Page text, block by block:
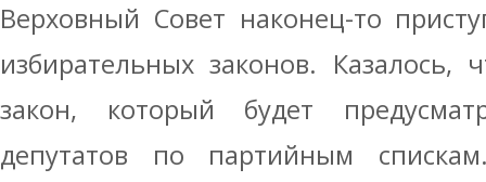
Верховный Совет наконец-то
избирательных законов.
закон, который будет
депутатов по партийным